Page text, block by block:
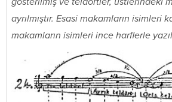
ayrılmıştır. Esasi makamların isimleri
makamların isimleri ince harflerle